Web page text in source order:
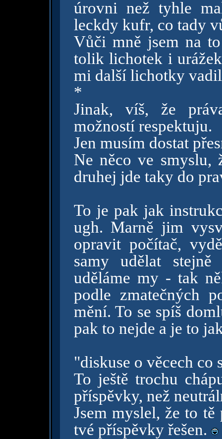
úrovni než tyhle
leckdy kufr, co tady
Vůči mně jsem na
tolik lichotek i
mi další lichotky
*
Jinak, víš, že
možností respektuju.
Jen musím dostat
Ne něco ve smyslu,
druhej jde taky do
To je pak jak
ugh. Marně jim
opravit počítač,
samy udělat
uděláme my - tak
podle zmatečných
mění. To se spíš
pak to nejde a je to
"diskuse o věcech co
To ještě trochu
příspěvky, než
Jsem myslel, že to
tvé příspěvky řešen.